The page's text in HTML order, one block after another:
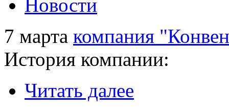
Новости
7 марта компания
История компании:
Читать далее